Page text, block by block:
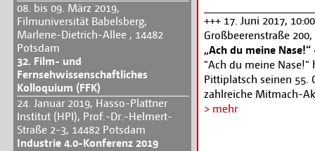
08. bis 09. März 2019,
Filmuniversität Babelsberg,
Marlene-Dietrich-Allee , 14482
Potsdam
32. Film- und
Fernsehwissenschaftliches
Kolloquium (FFK)
24. Januar 2019, Hasso-Plattner
Institut (HPI), Prof.-Dr.-Helmert-
Straße 2-3, 14482 Potsdam
Industrie 4.0-Konferenz 2019
+++ 17. Juni 2017,
Großbeerenstraße
„Ach du meine
"Ach du meine Nase!"
Pittiplatsch seinen 55.
zahlreiche Mitmach-
tollen Rutscheautos,
> mehr